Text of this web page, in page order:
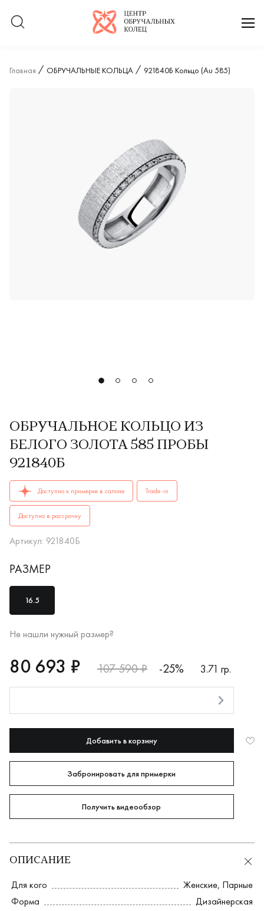
Логотип компании
Главная ОБРУЧАЛЬНЫЕ КОЛЬЦА 921840Б Кольцо (Au 585)
ОБРУЧАЛЬНОЕ КОЛЬЦО ИЗ
БЕЛОГО ЗОЛОТА 585 ПРОБЫ
921840Б
ОБРУЧАЛЬНЫЕ КОЛЬЦА женские, парные 921840Б AU 585
Доступно к примерке в салоне Trade-in
Доступно в рассрочку
Артикул: 921840Б
РАЗМЕР
16.5
Не нашли нужный размер?
RUB
80693
80 693 ₽ 107 590 ₽ -25%
3.71 гр.
Добавить в корзину
Забронировать для примерки
Получить видеообзор
ОПИСАНИЕ
Для кого Женские, Парные
Форма
Дизайнерская